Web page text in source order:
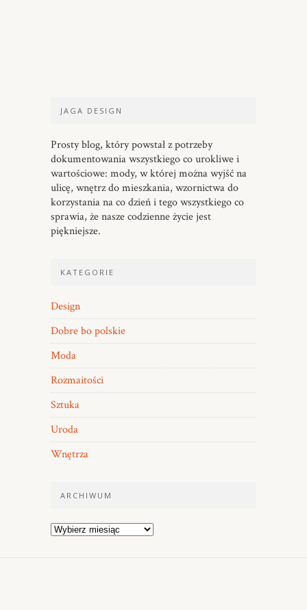
JAGA DESIGN
Prosty blog, który powstał z potrzeby
dokumentowania wszystkiego co urokliwe i
wartościowe: mody, w której można wyjść na
ulicę, wnętrz do mieszkania, wzornictwa do
korzystania na co dzień i tego wszystkiego co
sprawia, że nasze codzienne życie jest
piękniejsze.
KATEGORIE
Design
Dobre bo polskie
Moda
Rozmaitości
Sztuka
Uroda
Wnętrza
ARCHIWUM
Archiwum